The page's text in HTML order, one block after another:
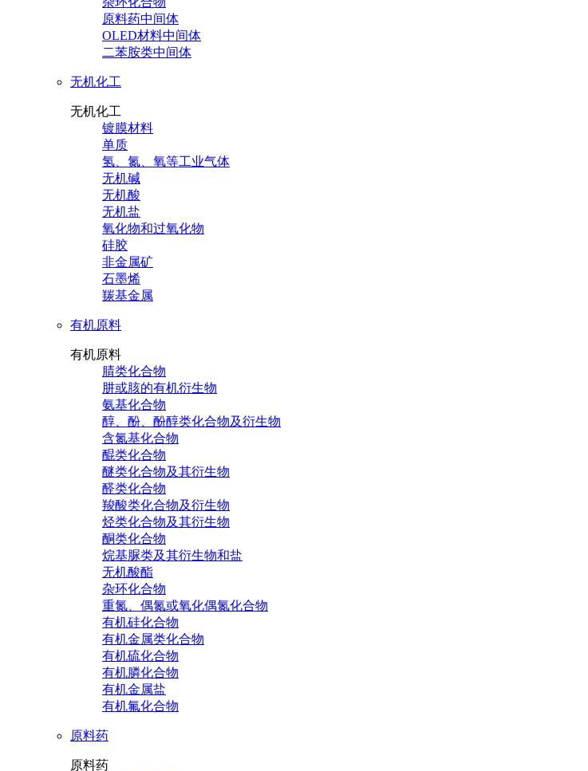
原料药中间体
OLED材料中间体
二苯胺类中间体
无机化工
无机化工
镀膜材料
单质
氢、氮、氧等工业气体
无机碱
无机酸
无机盐
氧化物和过氧化物
硅胶
非金属矿
石墨烯
羰基金属
有机原料
有机原料
腈类化合物
肼或胲的有机衍生物
氨基化合物
醇、酚、酚醇类化合物及衍生物
含氮基化合物
醌类化合物
醚类化合物及其衍生物
醛类化合物
羧酸类化合物及衍生物
烃类化合物及其衍生物
酮类化合物
烷基脲类及其衍生物和盐
无机酸酯
杂环化合物
重氮、偶氮或氧化偶氮化合物
有机硅化合物
有机金属类化合物
有机硫化合物
有机膦化合物
有机金属盐
有机氟化合物
原料药
原料药